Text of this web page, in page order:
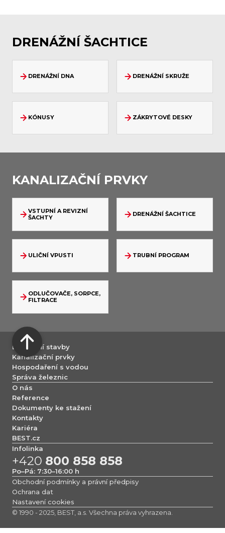
DRENÁŽNÍ ŠACHTICE
DRENÁŽNÍ DNA DRENÁŽNÍ SKRUŽE
KÓNUSY ZÁKRYTOVÉ DESKY
KANALIZAČNÍ PRVKY
VSTUPNÍ A REVIZNÍ
ŠACHTY
DRENÁŽNÍ ŠACHTICE
ULIČNÍ VPUSTI TRUBNÍ PROGRAM
ODLUČOVAČE, SORPCE,
FILTRACE
Dopravní stavby
Kanalizační prvky
Hospodaření s vodou
Správa železnic
O nás
Reference
Dokumenty ke stažení
Kontakty
Kariéra
BEST.cz
Obchodní podmínky a právní předpisy
Ochrana dat
Nastavení cookies
Infolinka
+420 800 858 858
Po–Pá: 7:30–16:00 h
© 1990 - 2025, BEST, a.s. Všechna práva vyhrazena.